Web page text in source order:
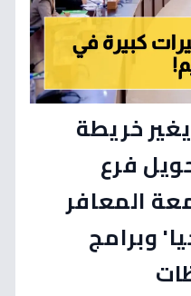
خريطة
فرع
المعافر
وبرامج